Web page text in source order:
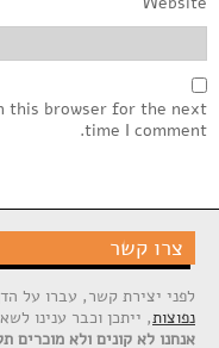
this browser for the next
time I comment.
צרו קשר
לפני יצירת קשר, עברו על
נפוצות, ייתכן וכבר ענינו
אנחנו לא קונים ולא מוכרים